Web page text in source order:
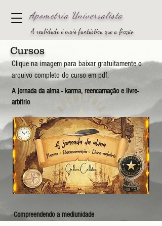
Apometria Universalista
A realidade é mais fantástica que a ficção
Cursos
Clique na imagem para baixar gratuitamente o
arquivo completo do curso em pdf.
A jornada da alma - karma, reencarnação e livre-
arbítrio
Compreendendo a mediunidade